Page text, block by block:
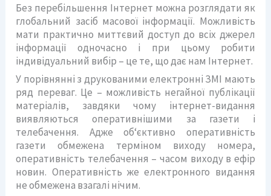
Без перебільшення Інтернет можна розглядати як
глобальний засіб масової інформації. Можливість
мати практично миттєвий доступ до всіх джерел
інформації одночасно і при цьому робити
індивідуальний вибір – це те, що дає нам Інтернет.
У порівнянні з друкованими електронні ЗМІ мають
ряд переваг. Це – можливість негайної публікації
матеріалів, завдяки чому інтернет-видання
виявляються оперативнішими за газети і
телебачення. Адже об‘єктивно оперативність
газети обмежена терміном виходу номера,
оперативність телебачення – часом виходу в ефір
новин. Оперативність же електронного видання
не обмежена взагалі нічим.